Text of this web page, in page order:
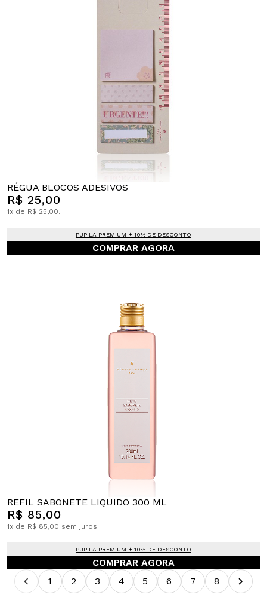
RÉGUA BLOCOS ADESIVOS
R$ 25,00
1x de R$ 25,00.
PUPILA PREMIUM + 10% DE DESCONTO
COMPRAR AGORA
REFIL SABONETE LIQUIDO 300 ML
R$ 85,00
1x de R$ 85,00 sem juros.
PUPILA PREMIUM + 10% DE DESCONTO
COMPRAR AGORA
1
2 3 4 5 6 7 8